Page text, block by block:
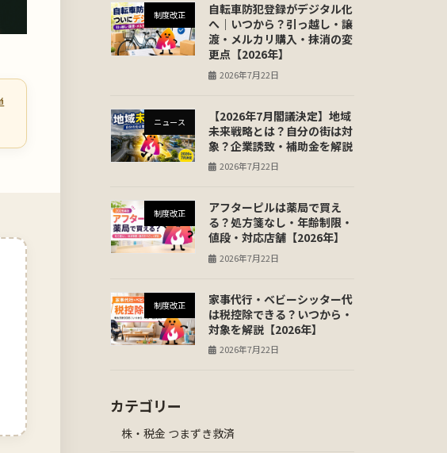
制度改正
自転車防犯登録がデジタル化
へ｜いつから？引っ越し・譲
渡・メルカリ購入・抹消の変
更点【2026年】
2026年7月22日
ニュース
【2026年7月閣議決定】地域
未来戦略とは？自分の街は対
象？企業誘致・補助金を解説
2026年7月22日
制度改正
アフターピルは薬局で買え
る？処方箋なし・年齢制限・
値段・対応店舗【2026年】
2026年7月22日
制度改正
家事代行・ベビーシッター代
は税控除できる？いつから・
対象を解説【2026年】
2026年7月22日
カテゴリー
株・税金 つまずき救済